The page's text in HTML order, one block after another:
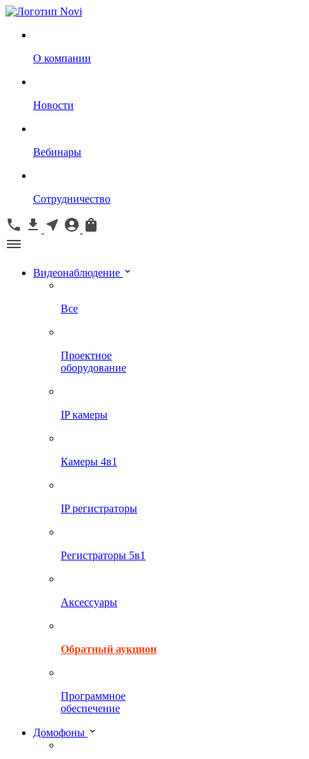
О компании
Новости
Вебинары
Сотрудничество
Видеонаблюдение
Все
Проектное
оборудование
IP камеры
Камеры 4в1
IP регистраторы
Регистраторы 5в1
Аксессуары
Обратный аукцион
Программное
обеспечение
Домофоны